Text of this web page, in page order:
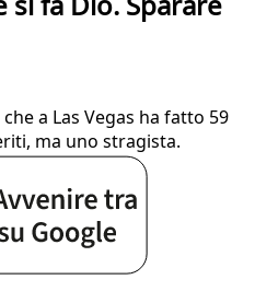
a Las Vegas ha fatto 59
ma uno stragista.